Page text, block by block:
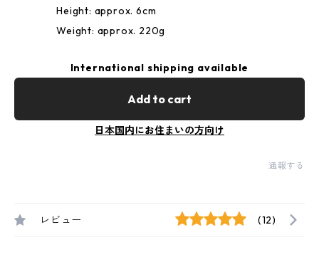
Height: approx. 6cm
Weight: approx. 220g
International shipping available
Add to cart
日本国内にお住まいの方向け
通報する
レビュー (12)